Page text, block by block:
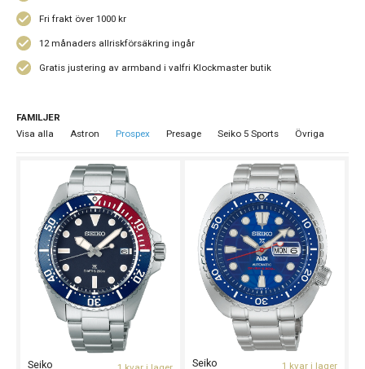
Fri frakt över 1000 kr
12 månaders allriskförsäkring ingår
Gratis justering av armband i valfri Klockmaster butik
FAMILJER
Visa alla
Astron Prospex Presage Seiko 5 Sports Övriga
Seiko Seiko 1 kvar i lager